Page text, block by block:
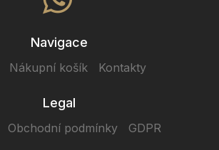
Navigace
Nákupní košík Kontakty
Legal
Obchodní podmínky GDPR